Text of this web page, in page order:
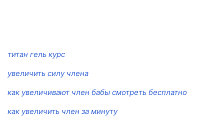
титан гель курс
увеличить силу члена
как увеличивают член бабы смотреть бесплатно
как увеличить член за минуту